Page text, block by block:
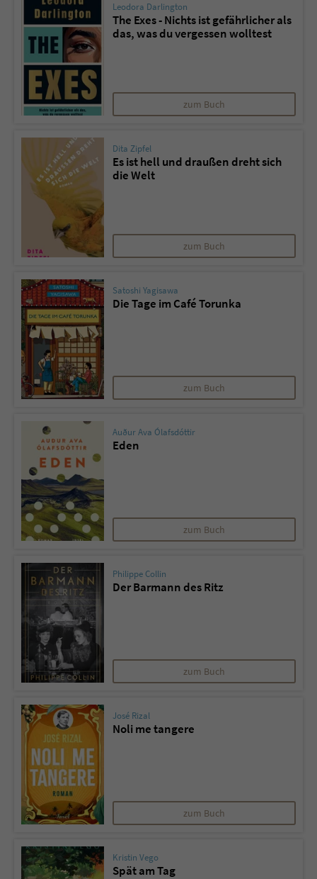
Leodora Darlington
The Exes - Nichts ist gefährlicher als
das, was du vergessen wolltest
zum Buch
Dita Zipfel
Es ist hell und draußen dreht sich
die Welt
zum Buch
Satoshi Yagisawa
Die Tage im Café Torunka
zum Buch
Auður Ava Ólafsdóttir
Eden
zum Buch
Philippe Collin
Der Barmann des Ritz
zum Buch
José Rizal
Noli me tangere
zum Buch
Kristin Vego
Spät am Tag